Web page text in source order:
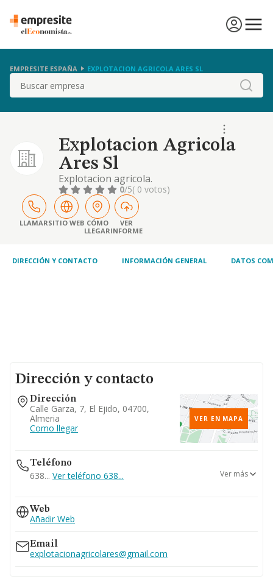
EMPRESITE ESPAÑA EXPLOTACION AGRICOLA ARES SL
Buscar
Explotacion Agricola
Ares Sl
Explotacion agricola.
0/5( 0 votos)
LLAMARSITIO WEB CÓMO
LLEGAR
VER
INFORME
DIRECCIÓN Y CONTACTO INFORMACIÓN GENERAL DATOS
Dirección y contacto
Dirección
Calle Garza, 7, El Ejido, 04700,
Almeria
Como llegar
VER EN MAPA
Teléfono
638... Ver teléfono 638...
950283031
Ver más
Web
Añadir Web
Email
explotacionagricolares@gmail.com